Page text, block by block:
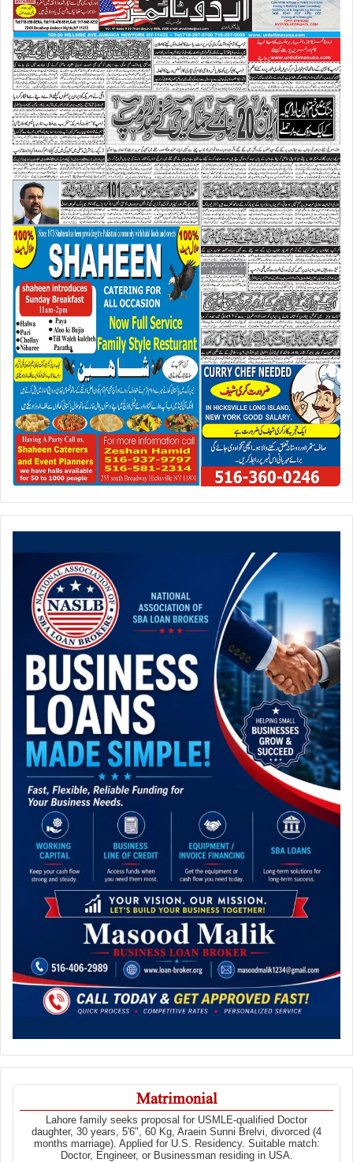
Matrimonial
Lahore family seeks proposal for USMLE-qualified Doctor
daughter, 30 years, 5'6", 60 Kg, Araein Sunni Brelvi, divorced (4
months marriage). Applied for U.S. Residency. Suitable match:
Doctor, Engineer, or Businessman residing in USA.